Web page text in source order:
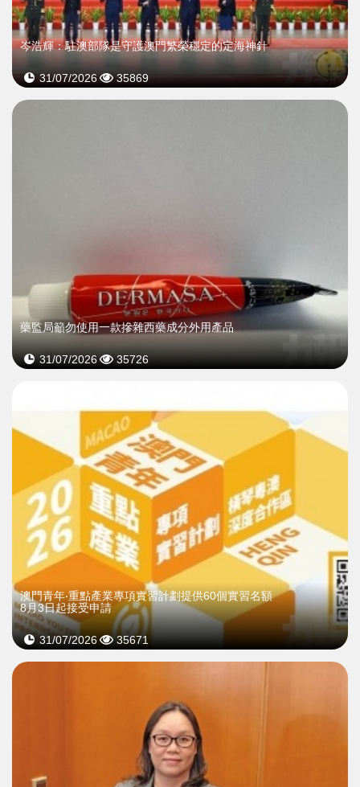
岑浩輝：駐澳部隊是守護澳門繁榮穩定的定海神針
31/07/2026 35869
藥監局籲勿使用一款摻雜西藥成分外用產品
31/07/2026 35726
澳門青年‧重點產業專項實習計劃提供60個實習名額
8月3日起接受申請
31/07/2026 35671